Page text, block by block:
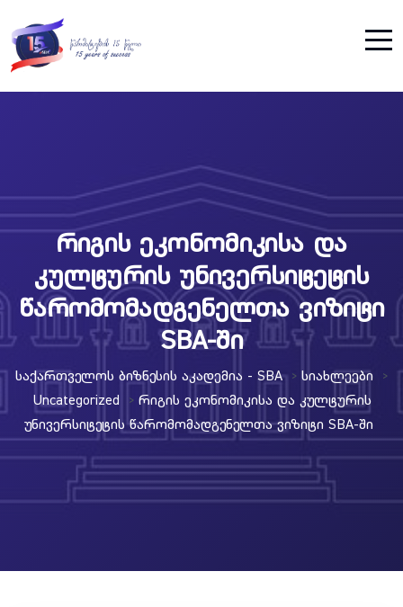
რიგის ეკონომიკისა და
კულტურის უნივერსიტეტის
წარომომადგენელთა ვიზიტი
SBA-ში
Საქართველოს Ბიზნესის Აკადემია - SBA > Სიახლეები >
Uncategorized > Რიგის Ეკონომიკისა Და Კულტურის
Უნივერსიტეტის Წარომომადგენელთა Ვიზიტი SBA-Ში